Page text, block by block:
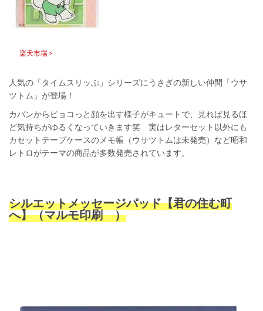
楽天市場 >
人気の「タイムスリッぷ」シリーズにうさぎの新しい仲間「ウサ
ツトム」が登場！
カバンからピョコっと顔を出す様子がキュートで、見れば見るほ
ど気持ちがゆるくなっていきます笑 実はレターセット以外にも
カセットテープケースのメモ帳（ウサツトムは未発売）など昭和
レトロがテーマの商品が多数発売されています。
シルエットメッセージパッド【君の住む町
へ】（マルモ印刷 ）